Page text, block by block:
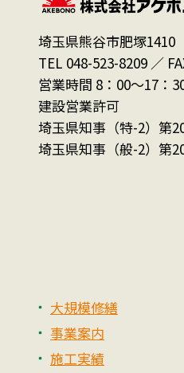
埼玉県熊谷市肥塚1410
TEL 048-523-8209 ／
営業時間 8：00～17：
建設営業許可
埼玉県知事（特-2）第
埼玉県知事（般-2）第
大規模修繕
事業案内
施工実績